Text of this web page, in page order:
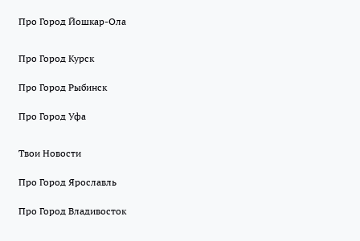
Про Город Йошкар-Ола
Про Город Курск
Про Город Рыбинск
Про Город Уфа
Твои Новости
Про Город Ярославль
Про Город Владивосток